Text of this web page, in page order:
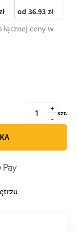
od 36.93 zł
ceny w
-
+ szt.